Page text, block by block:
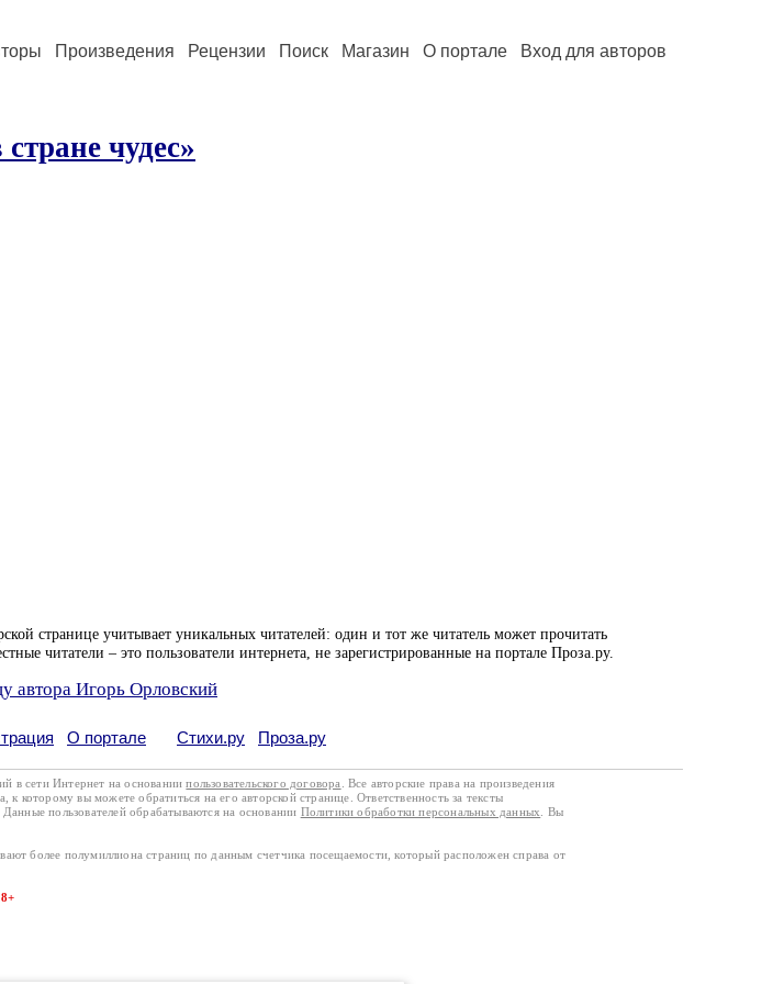
Произведения Рецензии Поиск Магазин О портале Вход для авторов
чудес»
странице учитывает уникальных читателей: один и тот же читатель может прочитать
читатели – это пользователи интернета, не зарегистрированные на портале Проза.ру.
автора Игорь Орловский
О портале Стихи.ру Проза.ру
в сети Интернет на основаниипользовательского договора
. Все авторские права на произведения
к которому вы можете обратиться на его авторской странице. Ответственность за тексты
. Данные пользователей обрабатываются на основании Политики обработки персональных данных
. Вы
более полумиллиона страниц по данным счетчика посещаемости, который расположен справа от